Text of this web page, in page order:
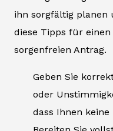
ihn sorgfältig planen
diese Tipps für
sorgenfreien Antrag.
Geben Sie
oder
dass Ihnen